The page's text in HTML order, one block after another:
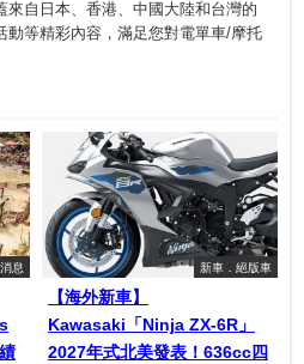
來自日本、香港、中國大陸和台灣的
動等精彩內容，滿足您對電單車/摩托
息 新車．絕版車
【海外新車】
Kawasaki「Ninja ZX-6R」
2027年式北美發表！636cc四